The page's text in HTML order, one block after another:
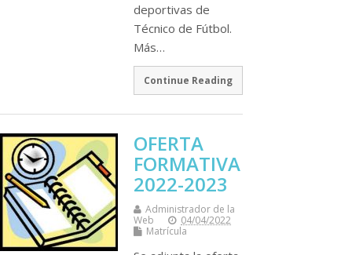
deportivas de
Técnico de Fútbol.
Más…
Continue Reading
OFERTA
FORMATIVA
2022-2023
Administrador de la
Web
04/04/2022
Matrícula